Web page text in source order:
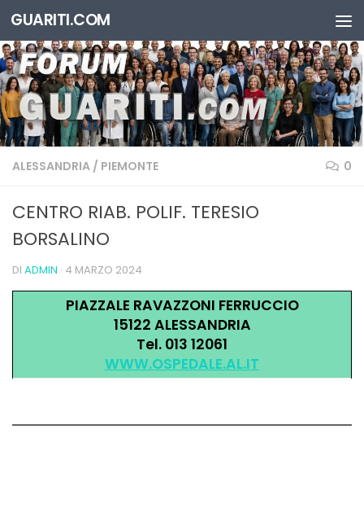
Salta al contenuto
GUARITI.COM
ALESSANDRIA / PIEMONTE 0
CENTRO RIAB. POLIF. TERESIO
BORSALINO
DI ADMIN · 4 MARZO 2024
PIAZZALE RAVAZZONI FERRUCCIO
15122 ALESSANDRIA
Tel. 013 12061
WWW.OSPEDALE.AL.IT